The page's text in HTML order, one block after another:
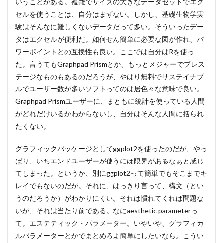
いうことがある。複雑でサイズの大きなデータセットでエク
セルを使うことは、自分はまずない。しかし、基礎生物学実
験はそんなに難しくないデータだって多い。そういったデー
タはエクセルが便利だ。如何せん簡単に必要な図が作れ、パ
ワーポイントとの互換性も良い。ここでは自分はRを使っ
た。言うてもGraphpad Prismとか、もっとメジャーでプレス
テージなものもあるのだろうが、やはり無料でサステイナブ
ルでユーザー数が多いソフトってのは居色々な意味で良い。
Graphpad Prismユーザーに、まともに統計を使っている人間
がどれだけいるかわからないし、自分はそんな人間に括られ
たくない。
グラフィックパッケージとしてggplot2を使ったのだが、やっ
ぱり、いちエンドユーザーが使うには限界があるなぁと感じ
てしまった。というか、別にggplot2って簡単でもそこまでキ
レイでもないのだが。それに、はっきり言って、構文（とい
うのだろうか）がわかりにくい。それは慣れてくれば問題な
いが、それは当たり前である。なにaesthetic parameterっ
て。エステティック・パラメーター。いやいや、グラフィカ
ルパラメーターとかでまとめろよ簡単にしたいなら。こうい